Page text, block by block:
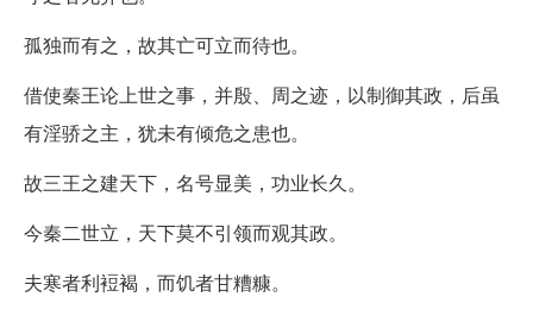
孤独而有之，故其亡可立而待也。
借使秦王论上世之事，并殷、周之迹，以制御其政，后虽
有淫骄之主，犹未有倾危之患也。
故三王之建天下，名号显美，功业长久。
今秦二世立，天下莫不引领而观其政。
夫寒者利裋褐，而饥者甘糟糠。